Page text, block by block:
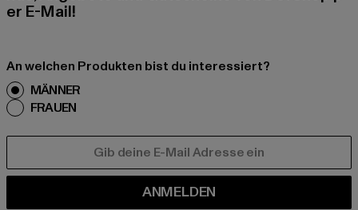
er E-Mail!
An welchen Produkten bist du interessiert?
MÄNNER
FRAUEN
ANMELDEN